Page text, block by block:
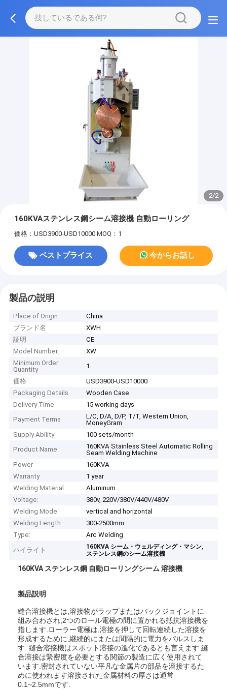
2/2
160KVAステンレス鋼シーム溶接機 自動ローリング
価格：USD3900-USD10000 MOQ：1
ベストプライス 今からお話し
製品の説明
Place of Origin
China
ブランド名
XWH
証明
CE
Model Number
XW
Minimum Order
Quantity
1
価格
USD3900-USD10000
Packaging Details
Wooden Case
Delivery Time
15 working days
Payment Terms
L/C, D/A, D/P, T/T, Western Union,
MoneyGram
Supply Ability
100 sets/month
Product Name
160KVA Stainless Steel Automatic Rolling
Seam Welding Machine
Power
160KVA
Warranty
1 year
Welding Material
Aluminum
Voltage:
380v, 220V/380V/440V/480V
Welding Mode
vertical and horizontal
Welding Length
300-2500mm
Type:
Arc Welding
ハイライト:
160KVA シーム・ウェルディング・マシン,
ステンレス鋼のシーム溶接機
160KVA ステンレス鋼 自動ローリングシーム 溶接機
製品説明
縫合溶接機とは,溶接物がラップまたはバックジョイントに
組み合わされ,2つのロール電極の間に置かれる抵抗溶接機を
指します.ローラー電極は,溶接を押して回転連続した溶接を
形成するために,継続的にまたは間隔的に電力をパルスしま
す. 縫合溶接機はスポット溶接の進化であるとも言えます.縫
合溶接は緊密度を必要とする関節の製造に広く使用されて
います.密封されていない平凡な金属片の部品を溶接するた
めに使われます溶接された金属材料の厚さは通常
0.1~2.5mmです.